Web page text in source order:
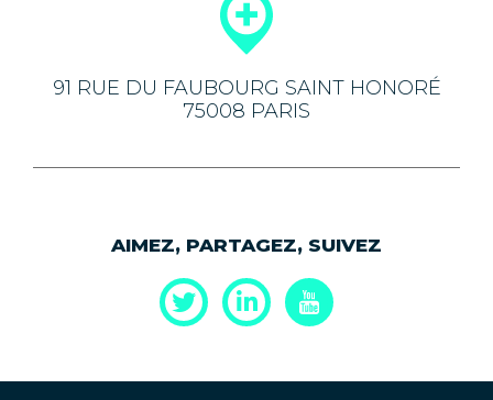
91 RUE DU FAUBOURG SAINT HONORÉ
75008 PARIS
AIMEZ, PARTAGEZ, SUIVEZ